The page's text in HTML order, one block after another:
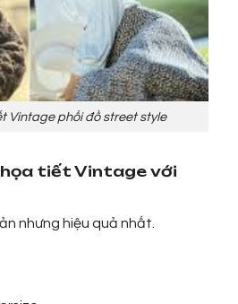
Vintage phối đồ street style
tiết Vintage với
nhưng hiệu quả nhất.